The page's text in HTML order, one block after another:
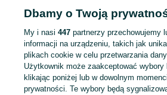
Strona główna Dolnośląskie
KATEGORIA
Dbamy o Twoją
My i nasi 447partnerzy przechowujemy
informacji na urządzeniu, takich jak
plikach cookie w celu przetwarzania
Użytkownik może zaakceptować wybory
klikając poniżej lub w dowolnym
prywatności. Te wybory będą